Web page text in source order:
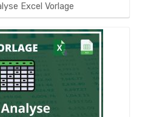
Excel Vorlage